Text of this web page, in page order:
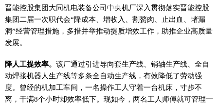
晋能控股集团大同机电装备公司中央机厂深入贯彻落实晋能控股
集团二届一次职代会“降成本、增收入、割赘肉、止出血、堵漏
洞”经营管理措施，多措并举推动提质增效工作，助推企业高质量
发展。
降人工提效率。 该厂通过引进导向套生产线、销轴生产线、全自
动焊接机器人生产线等多条全自动生产线，有效降低了劳动强
度。曾经的机加工车间，一名操作工人守着一台机床，寸步不
离，干满8个小时却效率低下。现如今，两名工人师傅就可管理一